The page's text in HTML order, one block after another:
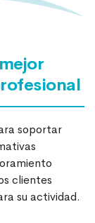
soportar
clientes
su actividad.